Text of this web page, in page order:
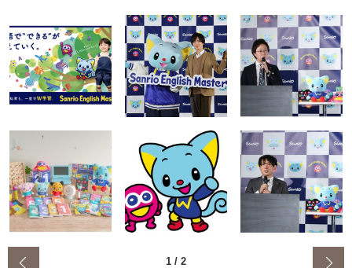
1 / 2